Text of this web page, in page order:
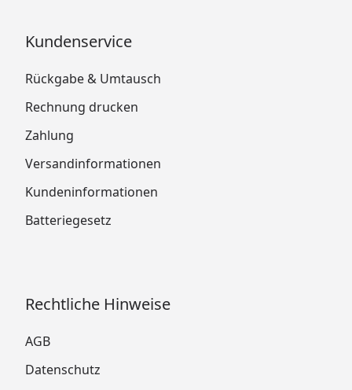
Kundenservice
Rückgabe & Umtausch
Rechnung drucken
Zahlung
Versandinformationen
Kundeninformationen
Batteriegesetz
Rechtliche Hinweise
AGB
Datenschutz